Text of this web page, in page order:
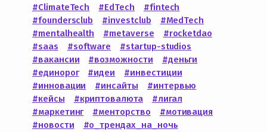
#ClimateTech
#EdTech
#fintech
#foundersclub
#investclub
#MedTech
#mentalhealth
#metaverse
#rocketdao
#saas
#software
#startup-studios
#вакансии
#возможности
#деньги
#единорог
#идеи
#инвестиции
#инновации
#инсайты
#интервью
#кейсы
#криптовалюта
#лигал
#маркетинг
#менторство
#мотивация
#новости
#о_трендах_на_ночь